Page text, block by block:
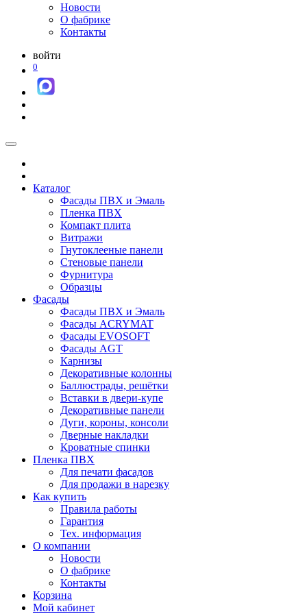
Новости
О фабрике
Контакты
войти
0
Каталог
Фасады ПВХ и Эмаль
Пленка ПВХ
Компакт плита
Витражи
Гнутоклееные панели
Стеновые панели
Фурнитура
Образцы
Фасады
Фасады ПВХ и Эмаль
Фасады ACRYMAT
Фасады EVOSOFT
Фасады AGT
Карнизы
Декоративные колонны
Баллюстрады, решётки
Вставки в двери-купе
Декоративные панели
Дуги, короны, консоли
Дверные накладки
Кроватные спинки
Пленка ПВХ
Для печати фасадов
Для продажи в нарезку
Как купить
Правила работы
Гарантия
Тех. информация
О компании
Новости
О фабрике
Контакты
Корзина
Мой кабинет